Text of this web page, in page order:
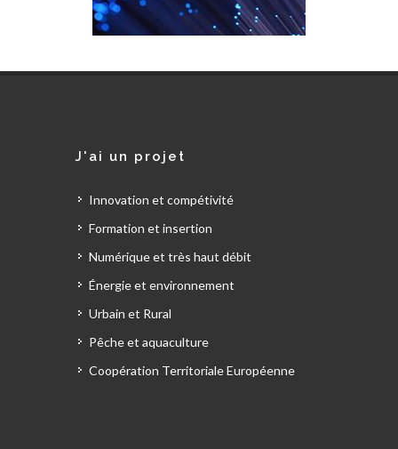
J'ai un projet
Innovation et compétivité
Formation et insertion
Numérique et très haut débit
Énergie et environnement
Urbain et Rural
Pêche et aquaculture
Coopération Territoriale Européenne